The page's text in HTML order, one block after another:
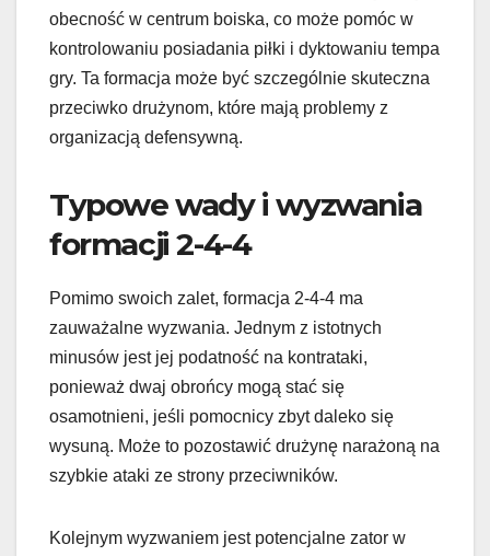
obecność w centrum boiska, co może pomóc w
kontrolowaniu posiadania piłki i dyktowaniu tempa
gry. Ta formacja może być szczególnie skuteczna
przeciwko drużynom, które mają problemy z
organizacją defensywną.
Typowe wady i wyzwania
formacji 2-4-4
Pomimo swoich zalet, formacja 2-4-4 ma
zauważalne wyzwania. Jednym z istotnych
minusów jest jej podatność na kontrataki,
ponieważ dwaj obrońcy mogą stać się
osamotnieni, jeśli pomocnicy zbyt daleko się
wysuną. Może to pozostawić drużynę narażoną na
szybkie ataki ze strony przeciwników.
Kolejnym wyzwaniem jest potencjalne zator w